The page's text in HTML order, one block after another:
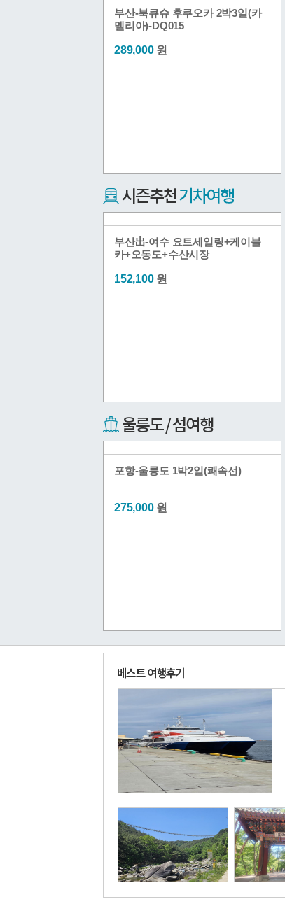
부산-북큐슈 후쿠오카 2박3일(카
멜리아)-DQ015
289,000 원
부산出-여수 요트세일링+케이블
카+오동도+수산시장
152,100 원
포항-울릉도 1박2일(쾌속선)
275,000 원